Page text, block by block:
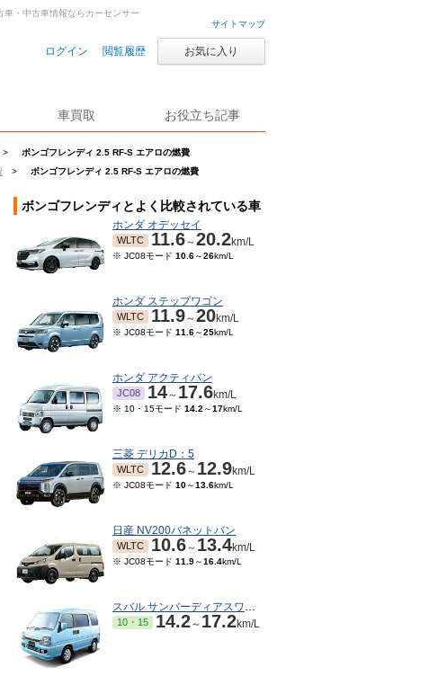
サイトマップ
ログイン 閲覧履歴 お気に入り
車買取 お役立ち記事
>
ボンゴフレンディ 2.5 RF-S エアロの燃費
> ボンゴフレンディ 2.5 RF-S エアロの燃費
・中古車情報ならカーセンサー
ボンゴフレンディとよく比較されている車
ホンダ オデッセイ
WLTC 11.6～20.2km/L
※ JC08モード 10.6～26km/L
ホンダ ステップワゴン
WLTC 11.9～20km/L
※ JC08モード 11.6～25km/L
ホンダ アクティバン
JC08 14～ 17.6km/L
※ 10・15モード 14.2 ～17km/L
三菱 デリカD：5
WLTC 12.6～ 12.9km/L
※ JC08モード 10～13.6km/L
日産 NV200バネットバン
WLTC 10.6～ 13.4km/L
※ JC08モード 11.9～16.4km/L
スバル サンバーディアスワゴン
10・15 14.2～ 17.2km/L